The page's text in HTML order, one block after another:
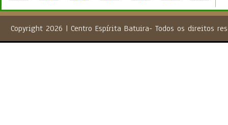
Copyright 2026 | Centro Espírita Batuira- Todos os